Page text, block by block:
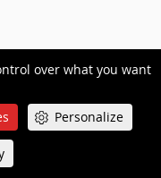
over what you want
Personalize
à la page 4 du
préconisé par un
aux besoins que
marchés financiers [']